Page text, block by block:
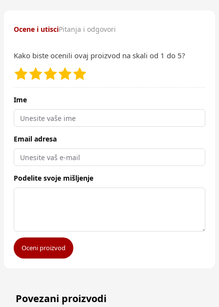
Ocene i utisciPitanja i odgovori
Kako biste ocenili ovaj proizvod na skali od 1 do 5?
Ime
Email adresa
Podelite svoje mišljenje
Oceni proizvod
Povezani proizvodi